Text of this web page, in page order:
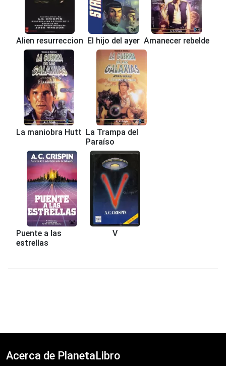
Alien resurreccion El hijo del ayer Amanecer rebelde
La maniobra Hutt La Trampa del
Paraíso
Puente a las
estrellas
V
Acerca de PlanetaLibro